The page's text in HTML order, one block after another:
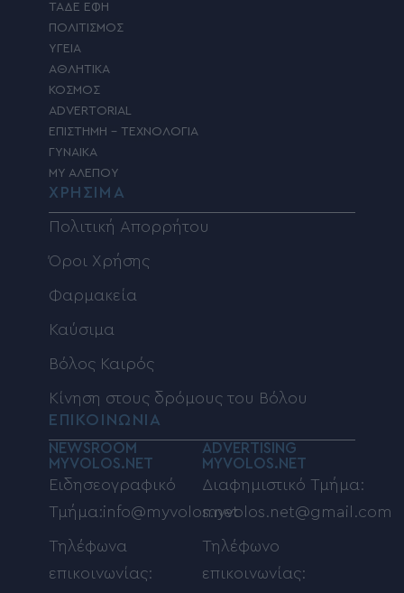
ΤΑΔΕ ΕΦΗ
ΠΟΛΙΤΙΣΜΟΣ
ΥΓΕΙΑ
ΑΘΛΗΤΙΚΑ
ΚΟΣΜΟΣ
ADVERTORIAL
ΕΠΙΣΤΗΜΗ – ΤΕΧΝΟΛΟΓΙΑ
ΓΥΝΑΙΚΑ
MY ΑΛΕΠΟΥ
ΧΡΗΣΙΜΑ
Πολιτική Απορρήτου
Όροι Χρήσης
Φαρμακεία
Καύσιμα
Βόλος Καιρός
Κίνηση στους δρόμους του Βόλου
ΕΠΙΚΟΙΝΩΝΙΑ
NEWSROOM
MYVOLOS.NET
Ειδησεογραφικό
Τμήμα:info@myvolos.net
Τηλέφωνα
επικοινωνίας:
ADVERTISING
MYVOLOS.NET
Διαφημιστικό Τμήμα:
myvolos.net@gmail.com
Τηλέφωνο
επικοινωνίας: